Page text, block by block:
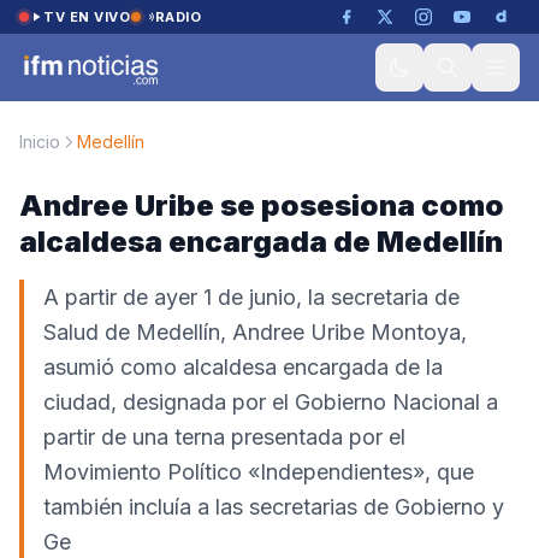
Saltar al contenido
TV EN VIVO RADIO
Inicio Medellín
Andree Uribe se posesiona como
alcaldesa encargada de Medellín
A partir de ayer 1 de junio, la secretaria de
Salud de Medellín, Andree Uribe Montoya,
asumió como alcaldesa encargada de la
ciudad, designada por el Gobierno Nacional a
partir de una terna presentada por el
Movimiento Político «Independientes», que
también incluía a las secretarias de Gobierno y
Ge